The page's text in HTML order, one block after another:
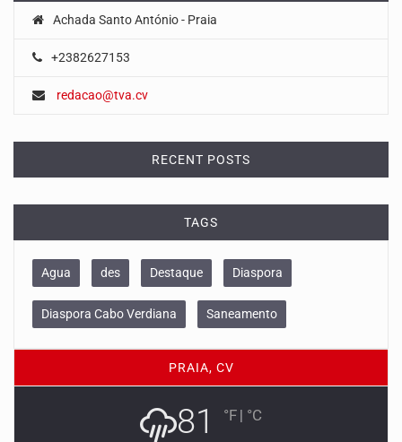
Achada Santo António - Praia
+2382627153
redacao@tva.cv
RECENT POSTS
TAGS
Agua des Destaque Diaspora
Diaspora Cabo Verdiana Saneamento
PRAIA, CV
81 °F | °C